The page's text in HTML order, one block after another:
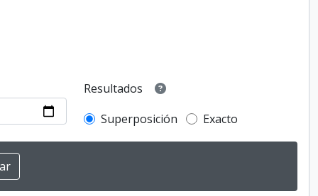
Resultados
Superposición
Exacto